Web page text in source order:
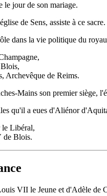
le jour de son mariage.
de Sens, assiste à ce sacre.
dans la vie politique du
Archevêque de Reims.
Mains son premier siège,
qu'il a eues d'Aliénor
le Libéral,
de Blois.
VII le Jeune et d'Adèle de